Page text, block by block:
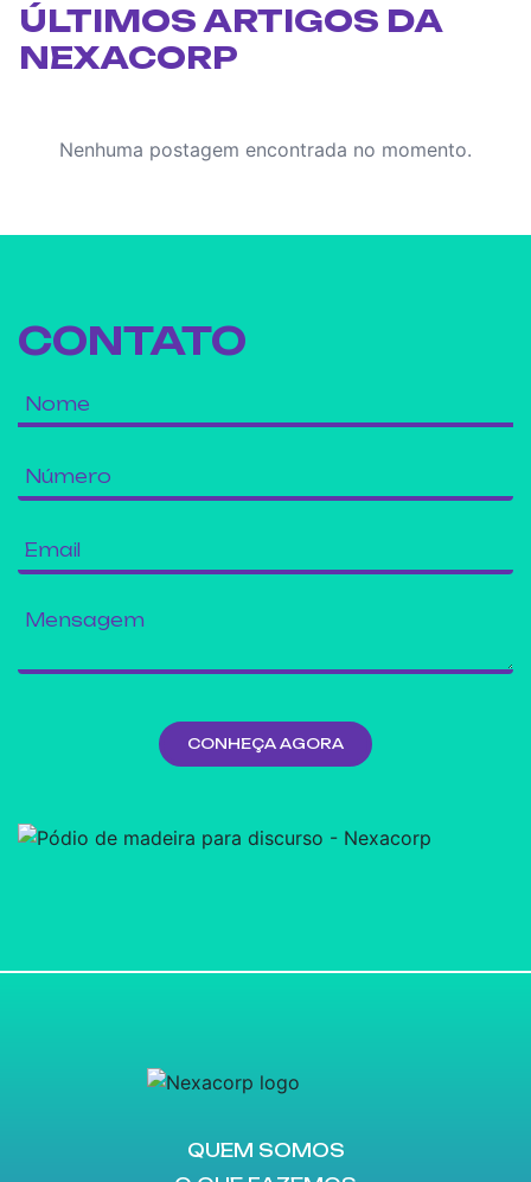
ÚLTIMOS ARTIGOS DA
NEXACORP
Nenhuma postagem encontrada no momento.
CONTATO
QUEM SOMOS